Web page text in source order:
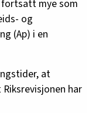
fortsatt mye som
og
(Ap) i en
at
har